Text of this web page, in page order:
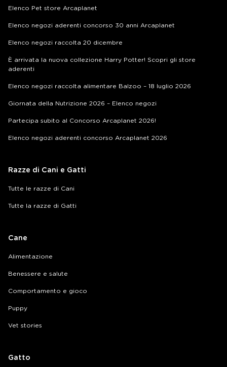
Elenco Pet store Arcaplanet
Elenco negozi aderenti concorso 30 anni Arcaplanet
Elenco negozi raccolta 20 dicembre
È arrivata la nuova collezione Harry Potter! Scopri gli store
aderenti
Elenco negozi raccolta alimentare Balzoo – 18 luglio 2026
Giornata della Nutrizione 2026 – Elenco negozi
Partecipa subito al Concorso Arcaplanet 2026!
Elenco negozi aderenti concorso Arcaplanet 2026
Razze di Cani e Gatti
Tutte le razze di Cani
Tutte la razze di Gatti
Cane
Alimentazione
Benessere e salute
Comportamento e gioco
Puppy
Vet stories
Gatto